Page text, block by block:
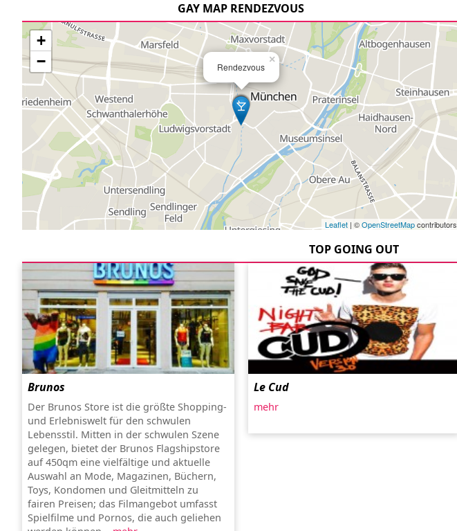
GAY MAP RENDEZVOUS
Rendezvous
×
+
−
Leaflet| ©OpenStreetMapcontributors
TOP GOING OUT
Brunos
Der Brunos Store ist die größte Shopping-
und Erlebniswelt für den schwulen
Lebensstil. Mitten in der schwulen Szene
gelegen, bietet der Brunos Flagshipstore
auf 450qm eine vielfältige und aktuelle
Auswahl an Mode, Magazinen, Büchern,
Toys, Kondomen und Gleitmitteln zu
fairen Preisen; das Filmangebot umfasst
Spielfilme und Pornos, die auch geliehen
Le Cud
mehr